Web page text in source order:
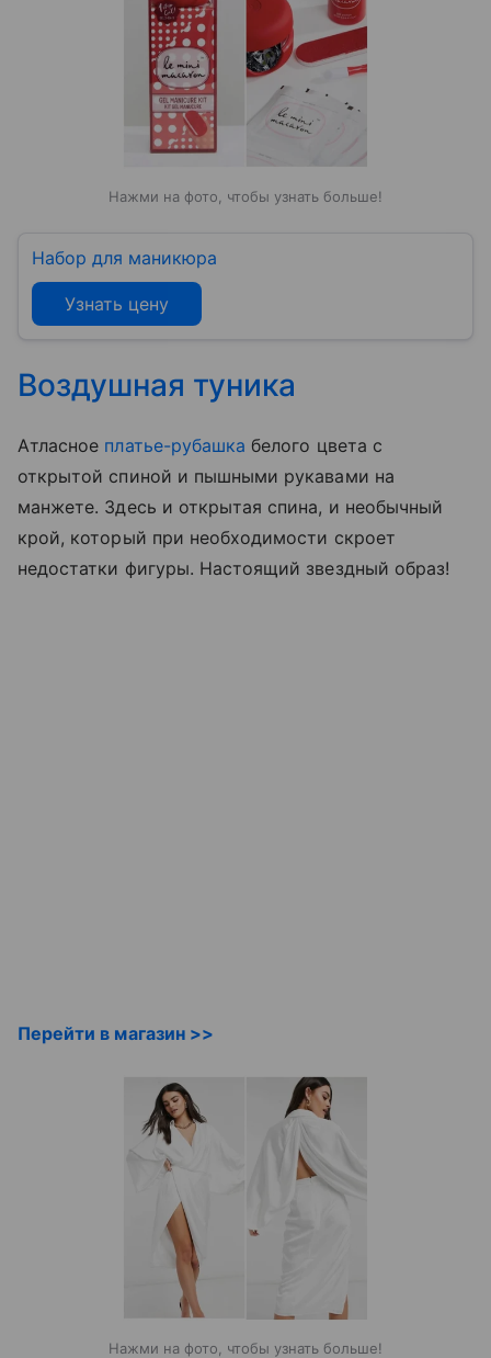
Нажми на фото, чтобы узнать больше!
Набор для маникюра
Узнать цену
Воздушная туника
Атласное платье-рубашка белого цвета с
открытой спиной и пышными рукавами на
манжете. Здесь и открытая спина, и необычный
крой, который при необходимости скроет
недостатки фигуры. Настоящий звездный образ!
Перейти в магазин >>
Нажми на фото, чтобы узнать больше!